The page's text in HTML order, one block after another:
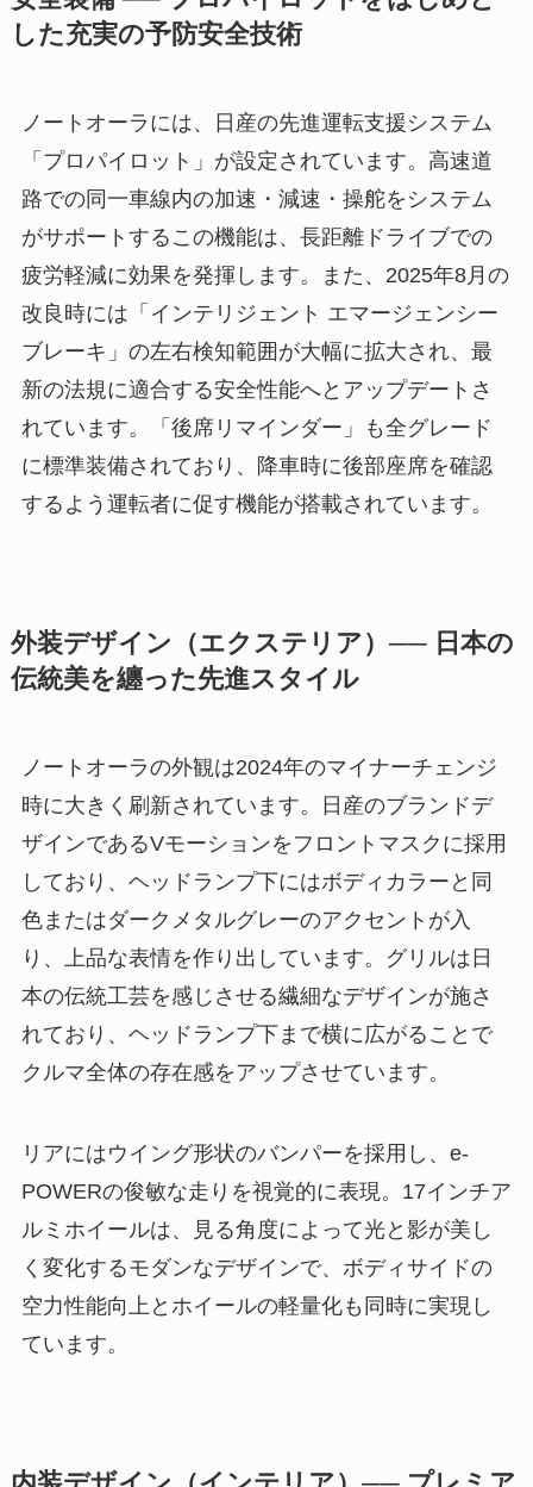
した充実の予防安全技術
ノートオーラには、日産の先進運転支援システム
「プロパイロット」が設定されています。高速道
路での同一車線内の加速・減速・操舵をシステム
がサポートするこの機能は、長距離ドライブでの
疲労軽減に効果を発揮します。また、2025年8月の
改良時には「インテリジェント エマージェンシー
ブレーキ」の左右検知範囲が大幅に拡大され、最
新の法規に適合する安全性能へとアップデートさ
れています。「後席リマインダー」も全グレード
に標準装備されており、降車時に後部座席を確認
するよう運転者に促す機能が搭載されています。
外装デザイン（エクステリア）── 日本の
伝統美を纏った先進スタイル
ノートオーラの外観は2024年のマイナーチェンジ
時に大きく刷新されています。日産のブランドデ
ザインであるVモーションをフロントマスクに採用
しており、ヘッドランプ下にはボディカラーと同
色またはダークメタルグレーのアクセントが入
り、上品な表情を作り出しています。グリルは日
本の伝統工芸を感じさせる繊細なデザインが施さ
れており、ヘッドランプ下まで横に広がることで
クルマ全体の存在感をアップさせています。
リアにはウイング形状のバンパーを採用し、e-
POWERの俊敏な走りを視覚的に表現。17インチア
ルミホイールは、見る角度によって光と影が美し
く変化するモダンなデザインで、ボディサイドの
空力性能向上とホイールの軽量化も同時に実現し
ています。